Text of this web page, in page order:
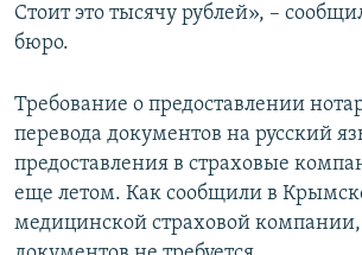
Стоит это тысячу рублей», –
бюро.
Требование о предоставлении
перевода документов на русский
предоставления в страховые
еще летом. Как сообщили в
медицинской страховой компании,